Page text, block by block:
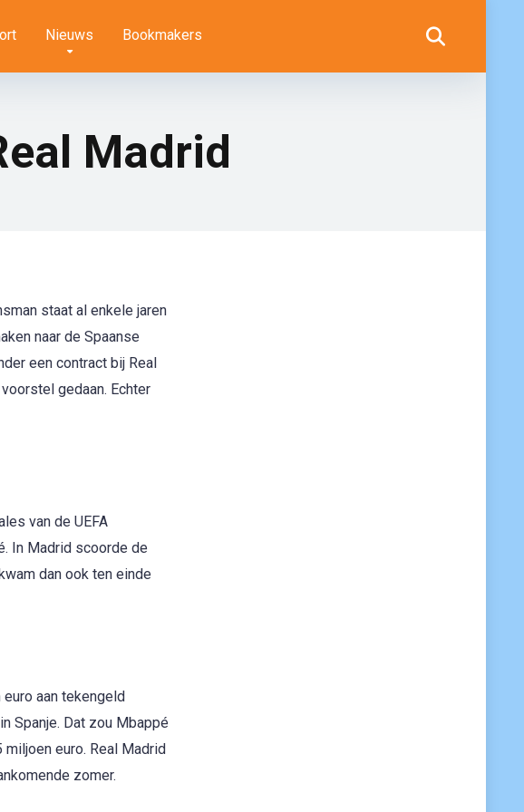
Nieuws Bookmakers
Madrid
staat al enkele jaren
naar de Spaanse
een contract bij Real
gedaan. Echter
van de UEFA
In Madrid scoorde de
dan ook ten einde
aan tekengeld
Spanje. Dat zou Mbappé
euro. Real Madrid
zomer.